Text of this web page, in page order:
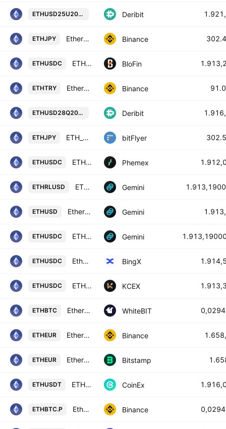
ETHUSD25U2026 ETH Futures Contract (Sep 2026)
Deribit
ETHJPY Ethereum / JPY Binance
ETHUSDC ETHEREUM/USDC BloFin
ETHTRY Ethereum / Turkish Lira Binance
ETHUSD28Q2026 ETH Futures Contract (Aug 2026)
Deribit
ETHJPY ETH_JPY bitFlyer
ETHUSDC ETH / USDC Spot Trading Pair Phemex
ETHRLUSD ETHRL / U.S. Dollar Gemini
ETHUSD Ethereum / U.S. Dollar Gemini
ETHUSDC ETHU / SDC Gemini
ETHUSDC Ethereum/USD Coin Spot BingX
ETHUSDC ETHEREUM / USDC KCEX
ETHBTC Ethereum / Bitcoin WhiteBIT
ETHEUR Ethereum / Euro Binance
ETHEUR Ethereum / Euro Bitstamp
ETHUSDT ETHEREUM / TETHER CoinEx
ETHBTC.P Ethereum / Bitcoin PERPETUAL CONTRACT Binance